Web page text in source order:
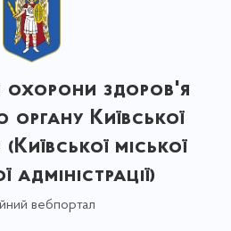
охорони здоров'я
органу Київської
міської
адміністрації)
вебпортал